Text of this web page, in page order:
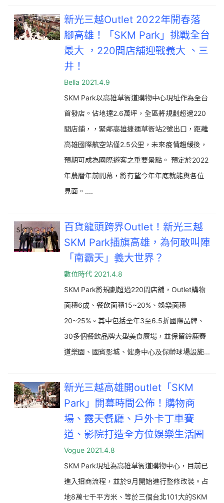
新光三越Outlet 2022年開春落
腳高雄！「SKM Park」挑戰全台
最大 ，220間店舖迎戰義大 、三
井！
Bella 2021.4.9
SKM Park以高雄草衙道購物中心現址作為全台
首發店。佔地達2.6萬坪，全區將規劃超過220
間店鋪，，緊鄰高雄捷運草衙站2號出口，距離
高雄國際航空站僅2.5公里，未來疫情趨緩後，
預期可成為國際遊客之重要景點。 預定於2022
年農曆年前開幕，將有望今年年底就能與各位
見面。....
百貨龍頭跨界Outlet！新光三越
SKM Park插旗高雄，為何敢叫陣
「南霸天」義大世界？
數位時代 2021.4.8
SKM Park將規劃超過220間店舖，Outlet購物
面積6成、餐飲面積15~20%、娛樂面積
20~25%。其中包括全年3至6.5折國際品牌、
30多個餐飲品牌大型美食廣場，並保留鈴鹿賽
道樂園、國賓影城、健身中心及保齡球場設施...
新光三越高雄開outlet「SKM
Park」開幕時間公佈！購物商
場、露天餐廳、戶外卡丁車賽
道、影院打造全方位娛樂生活圈
Vogue 2021.4.8
SKM Park現址為高雄草衙道購物中心，目前已
進入招商流程，並於9月開始進行整修改裝。占
地8萬七千平方米、等於三個台北101大的SKM